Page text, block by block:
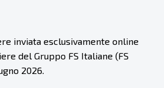
inviata esclusivamente online
del Gruppo FS Italiane (FS
2026.